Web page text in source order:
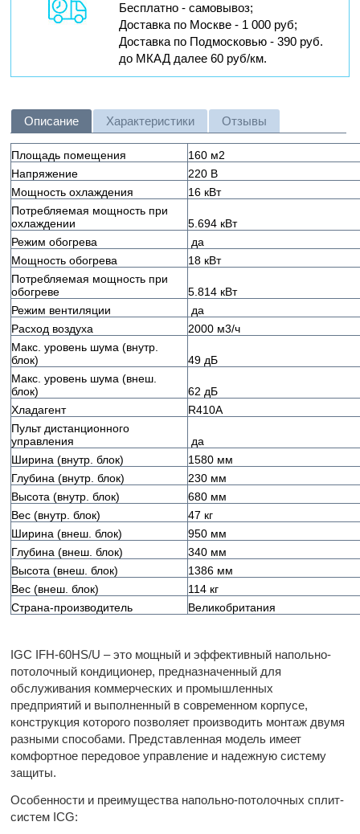
Бесплатно - самовывоз;
Доставка по Москве - 1 000 руб;
Доставка по Подмосковью - 390 руб.
до МКАД далее 60 руб/км.
Описание Характеристики Отзывы
Площадь помещения 160 м2
Напряжение
220 В
Мощность охлаждения
16 кВт
Потребляемая мощность при
охлаждении
5.694 кВт
Режим обогрева
да
Мощность обогрева
18 кВт
Потребляемая мощность при
обогреве
5.814 кВт
Режим вентиляции
да
Расход воздуха
2000 м3/ч
Макс. уровень шума (внутр.
блок)
49 дБ
Макс. уровень шума (внеш.
блок)
62 дБ
Хладагент
R410A
Пульт дистанционного
управления
да
Ширина (внутр. блок)
1580 мм
Глубина (внутр. блок)
230 мм
Высота (внутр. блок)
680 мм
Вес (внутр. блок)
47 кг
Ширина (внеш. блок)
950 мм
Глубина (внеш. блок)
340 мм
Высота (внеш. блок)
1386 мм
Вес (внеш. блок)
114 кг
Страна-производитель
Великобритания
IGC IFH-60HS/U – это мощный и эффективный напольно-
потолочный кондиционер, предназначенный для
обслуживания коммерческих и промышленных
предприятий и выполненный в современном корпусе,
конструкция которого позволяет производить монтаж двумя
разными способами. Представленная модель имеет
комфортное передовое управление и надежную систему
защиты.
Особенности и преимущества напольно-потолочных сплит-
систем ICG: